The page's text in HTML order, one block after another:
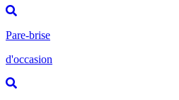
Pare-brise
d'occasion